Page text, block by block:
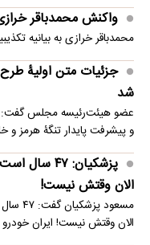
واکنش محمدباقر
محمدباقر خرازی به بیانیه
جزئیات متن اولیۀ
شد
عضو هیئت‌رئیسه مجلس گفت:
و پیشرفت پایدار تنگۀ هرمز
پزشکیان:
الان وقتش نیست!
الان وقتش نیست! ایران خودرو